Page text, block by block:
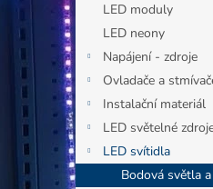
e
l
LED moduly
LED neony
Napájení - zdroje
Ovladače a
Instalační materiál
LED světelné
LED svítidla
Bodová světla